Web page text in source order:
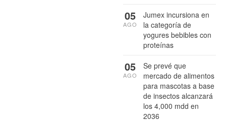
Jumex incursiona en
la categoría de
yogures bebibles con
proteínas
05
AGO
Se prevé que
mercado de alimentos
para mascotas a base
de insectos alcanzará
los 4,000 mdd en
2036
05
AGO